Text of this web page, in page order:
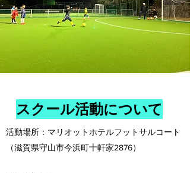
スクール活動について
活動場所：マリオットホテルフットサルコート
（滋賀県守山市今浜町十軒家2876）